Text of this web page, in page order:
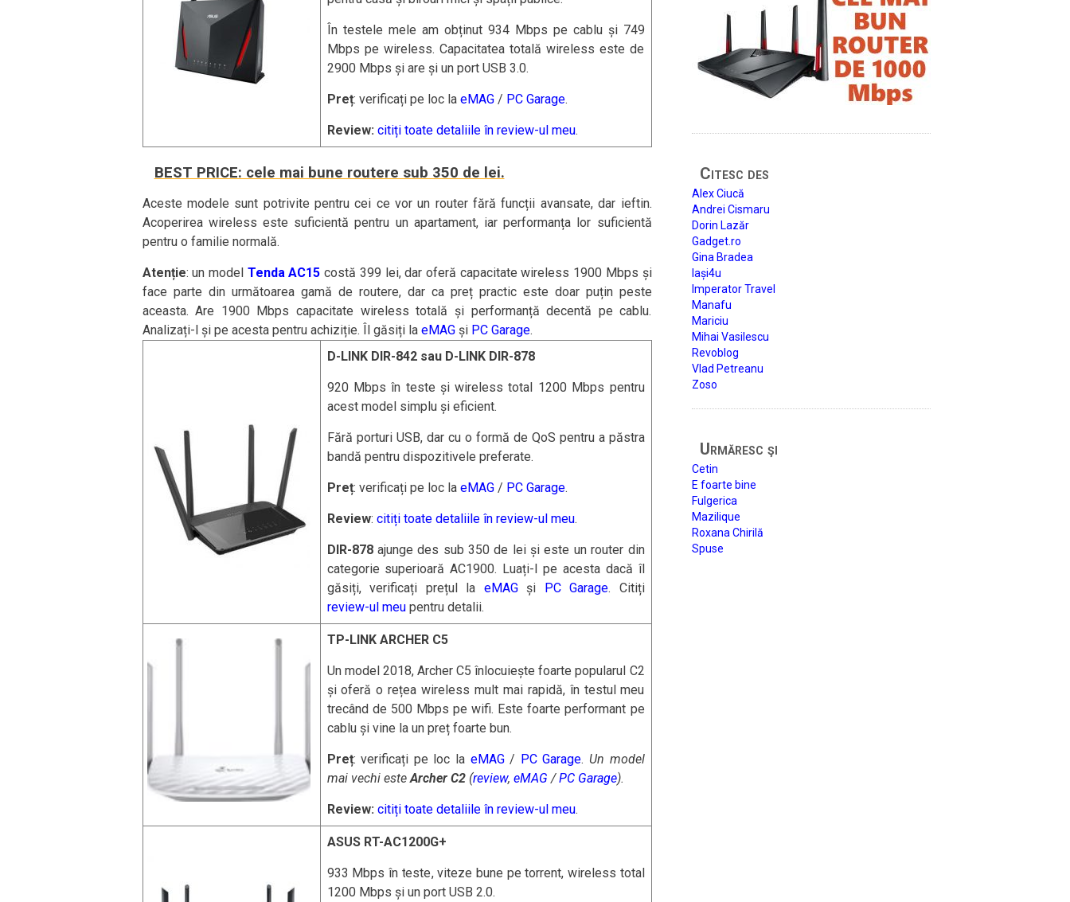
În testele mele am obținut 934 Mbps pe cablu și 749
Mbps pe wireless. Capacitatea totală wireless este de
2900 Mbps și are și un port USB 3.0.
Preț: verificați pe loc la eMAG/ PC Garage.
Review: citiți toate detaliile în review-ul meu.
BEST PRICE: cele mai bune routere sub 350 de lei.
Aceste modele sunt potrivite pentru cei ce vor un router fără funcții avansate, dar ieftin.
Acoperirea wireless este suficientă pentru un apartament, iar performanța lor suficientă
pentru o familie normală.
Atenție: un model Tenda AC15 costă 399 lei, dar oferă capacitate wireless 1900 Mbps și
face parte din următoarea gamă de routere, dar ca preț practic este doar puțin peste
aceasta. Are 1900 Mbps capacitate wireless totală și performanță decentă pe cablu.
Analizați-l și pe acesta pentru achiziție. Îl găsiți la eMAGși PC Garage.
D-LINK DIR-842 sau D-LINK DIR-878
920 Mbps în teste și wireless total 1200 Mbps pentru
acest model simplu și eficient.
Fără porturi USB, dar cu o formă de QoS pentru a păstra
bandă pentru dispozitivele preferate.
Preț: verificați pe loc la eMAG/ PC Garage.
Review: citiți toate detaliile în review-ul meu.
DIR-878ajunge des sub 350 de lei și este un router din
categorie superioară AC1900. Luați-l pe acesta dacă îl
găsiți, verificați prețul la eMAGși PC Garage. Citiți
review-ul meupentru detalii.
TP-LINK ARCHER C5
Un model 2018, Archer C5 înlocuiește foarte popularul C2
și oferă o rețea wireless mult mai rapidă, în testul meu
trecând de 500 Mbps pe wifi. Este foarte performant pe
cablu și vine la un preț foarte bun.
Preț: verificați pe loc la eMAG/ PC Garage. Un model
mai vechi esteArcher C2(review, eMAG /PC Garage).
Review: citiți toate detaliile în review-ul meu.
ASUS RT-AC1200G+
933 Mbps în teste, viteze bune pe torrent, wireless total
1200 Mbps și un port USB 2.0.
Citesc des
Alex Ciucă
Andrei Cismaru
Dorin Lazăr
Gadget.ro
Gina Bradea
Iași4u
Imperator Travel
Manafu
Mariciu
Mihai Vasilescu
Revoblog
Vlad Petreanu
Zoso
Urmăresc şi
Cetin
E foarte bine
Fulgerica
Mazilique
Roxana Chirilă
Spuse